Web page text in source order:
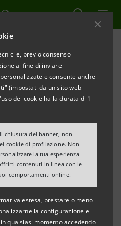
e, previo consenso
al fine di inviare
e consente anche
(impostati da un sito web
dei cookie ha la durata di 1
chiusura del banner, non
cookie di profilazione. Non
la tua esperienza
contenuti in linea con le
comportamenti online.
estesa, prestare o meno
la configurazione e
qualsiasi momento accedendo
relativi ai titoli emessi
gennaio 2007, data di
Banca Intesa e Sanpaolo
a tale data, si
siti delle due